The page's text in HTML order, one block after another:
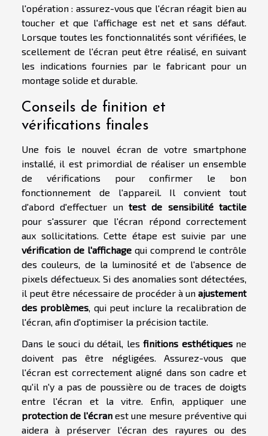
l'opération : assurez-vous que l'écran réagit bien au
toucher et que l'affichage est net et sans défaut.
Lorsque toutes les fonctionnalités sont vérifiées, le
scellement de l'écran peut être réalisé, en suivant
les indications fournies par le fabricant pour un
montage solide et durable.
Conseils de finition et
vérifications finales
Une fois le nouvel écran de votre smartphone
installé, il est primordial de réaliser un ensemble
de vérifications pour confirmer le bon
fonctionnement de l'appareil. Il convient tout
d'abord d'effectuer un test de sensibilité tactile
pour s'assurer que l'écran répond correctement
aux sollicitations. Cette étape est suivie par une
vérification de l'affichage qui comprend le contrôle
des couleurs, de la luminosité et de l'absence de
pixels défectueux. Si des anomalies sont détectées,
il peut être nécessaire de procéder à un ajustement
des problèmes , qui peut inclure la recalibration de
l'écran, afin d'optimiser la précision tactile.
Dans le souci du détail, les finitions esthétiquesne
doivent pas être négligées. Assurez-vous que
l'écran est correctement aligné dans son cadre et
qu'il n'y a pas de poussière ou de traces de doigts
entre l'écran et la vitre. Enfin, appliquer une
protection de l'écran est une mesure préventive qui
aidera à préserver l'écran des rayures ou des